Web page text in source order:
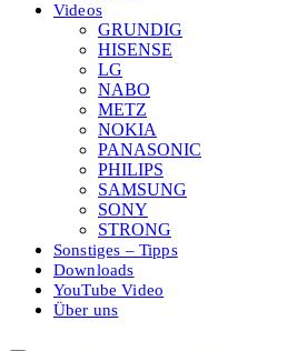
Videos
GRUNDIG
HISENSE
LG
NABO
METZ
NOKIA
PANASONIC
PHILIPS
SAMSUNG
SONY
STRONG
Sonstiges – Tipps
Downloads
YouTube Video
Über uns